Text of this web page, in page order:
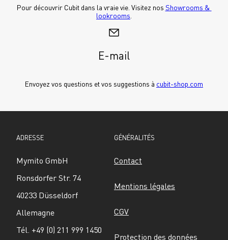
Pour découvrir Cubit dans la vraie vie. Visitez nos Showrooms &
lookrooms
E-mail
Envoyez vos questions et vos suggestions à cubit-shop.com
ADRESSE
Mymito GmbH
Ronsdorfer Str. 74
40233 Düsseldorf
Allemagne
Tél. +49 (0) 211 999 1450
GÉNÉRALITÉS
Contact
Mentions légales
CGV
Protection des données